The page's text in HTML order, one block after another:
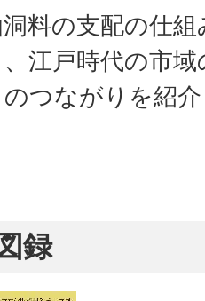
料の支配の仕
江戸時代の市
つながりを紹
録